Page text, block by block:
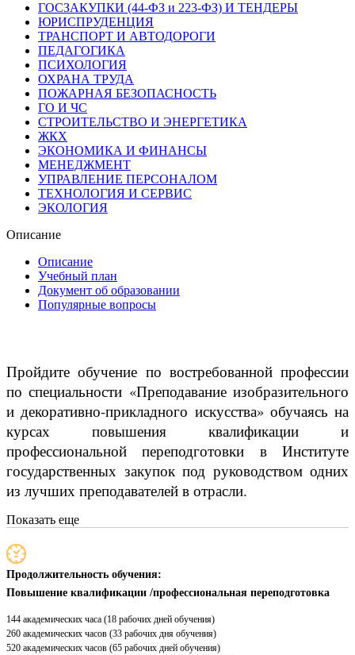
ГОСЗАКУПКИ (44-ФЗ и 223-ФЗ) И ТЕНДЕРЫ
ЮРИСПРУДЕНЦИЯ
ТРАНСПОРТ И АВТОДОРОГИ
ПЕДАГОГИКА
ПСИХОЛОГИЯ
ОХРАНА ТРУДА
ПОЖАРНАЯ БЕЗОПАСНОСТЬ
ГО И ЧС
СТРОИТЕЛЬСТВО И ЭНЕРГЕТИКА
ЖКХ
ЭКОНОМИКА И ФИНАНСЫ
МЕНЕДЖМЕНТ
УПРАВЛЕНИЕ ПЕРСОНАЛОМ
ТЕХНОЛОГИЯ И СЕРВИС
ЭКОЛОГИЯ
Описание
Описание
Учебный план
Документ об образовании
Популярные вопросы
Пройдите обучение по востребованной профессии
по специальности «Преподавание изобразительного
и декоративно-прикладного искусства» обучаясь на
курсах повышения квалификации и
профессиональной переподготовки в Институте
государственных закупок под руководством одних
из лучших преподавателей в отрасли.
Показать еще
Продолжительность обучения:
Повышение квалификации /профессиональная переподготовка
144 академических часа (18 рабочих дней обучения)
260 академических часов (33 рабочих дня обучения)
520 академических часов (65 рабочих дней обучения)